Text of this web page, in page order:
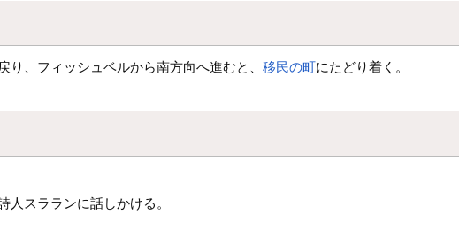
り、フィッシュベルから南方向へ進むと、移民の町にたどり着く。
人スラランに話しかける。